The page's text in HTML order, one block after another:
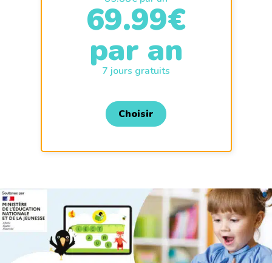
69.99€
par an
7 jours gratuits
Choisir